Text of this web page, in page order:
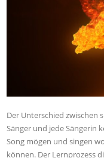
Der Unterschied zwischen
Sänger und jede Sängerin
Song mögen und singen
können. Der Lernprozess